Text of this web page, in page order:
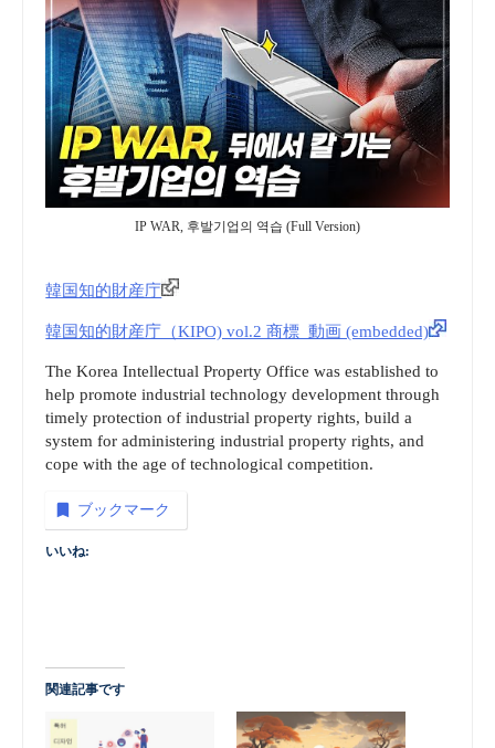
IP WAR, 후발기업의 역습 (Full Version)
韓国知的財産庁
韓国知的財産庁（KIPO) vol.2 商標_動画 (embedded)
The Korea Intellectual Property Office was established to
help promote industrial technology development through
timely protection of industrial property rights, build a
system for administering industrial property rights, and
cope with the age of technological competition.
ブックマーク
いいね:
関連記事です